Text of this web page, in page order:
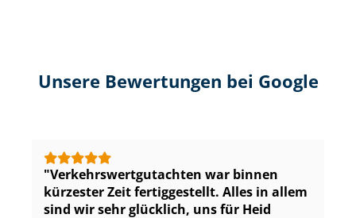
Unsere Bewertungen bei Google
Ver­kehrs­wert­gut­ach­ten war binnen
kürzester Zeit fertiggestellt. Alles in allem
sind wir sehr glücklich, uns für Heid